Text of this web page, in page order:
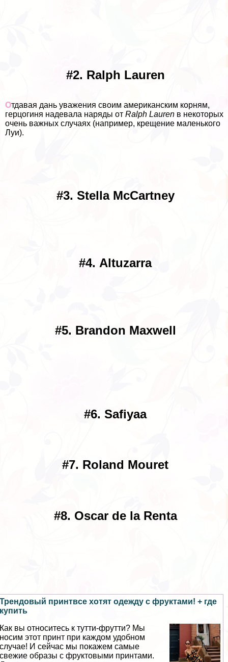
#2. Ralph Lauren
Отдавая дань уважения своим американским корням,
герцогиня надевала наряды от Ralph Lauren в некоторых
очень важных случаях (например, крещение маленького
Луи).
#3. Stella McCartney
#4. Altuzarra
#5. Brandon Maxwell
#6. Safiyaa
#7. Roland Mouret
#8. Oscar de la Renta
Трендовый принтвсе хотят одежду с фруктами! + где
купить
Как вы относитесь к тутти-фрутти? Мы
носим этот принт при каждом удобном
случае! И сейчас мы покажем самые
свежие образы с фруктовыми принтами.